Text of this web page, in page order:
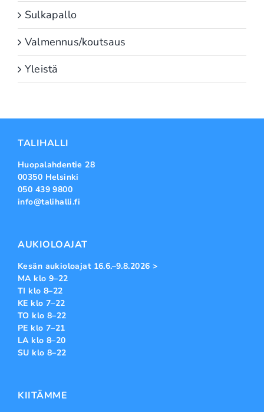
Sulkapallo
Valmennus/koutsaus
Yleistä
TALIHALLI
Huopalahdentie 28
00350 Helsinki
050 439 9800
info@talihalli.fi
AUKIOLOAJAT
Kesän aukioloajat 16.6.–9.8.2026 >
MA klo 9–22
TI klo 8–22
KE klo 7–22
TO klo 8–22
PE klo 7–21
LA klo 8–20
SU klo 8–22
KIITÄMME